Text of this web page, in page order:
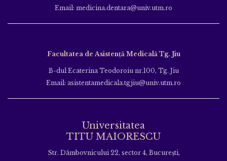
Email: medicina.dentara@univ.utm.ro
Facultatea de Asistență Medicală Tg. Jiu
B-dul Ecaterina Teodoroiu nr.100, Tg. Jiu
Email: asistentamedicala.tgjiu@univ.utm.ro
Universitatea
TITU MAIORESCU
Str. Dâmbovnicului 22, sector 4, București,